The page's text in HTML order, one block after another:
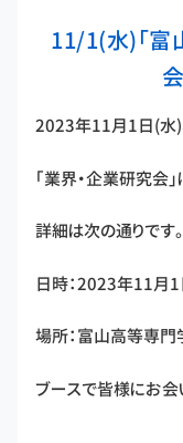
11/1(水)「
2023年11月1日(水)
「業界・企業研究会」
詳細は次の通りです。
日時：2023年11月
場所：富山高等専
ブースで皆様にお会